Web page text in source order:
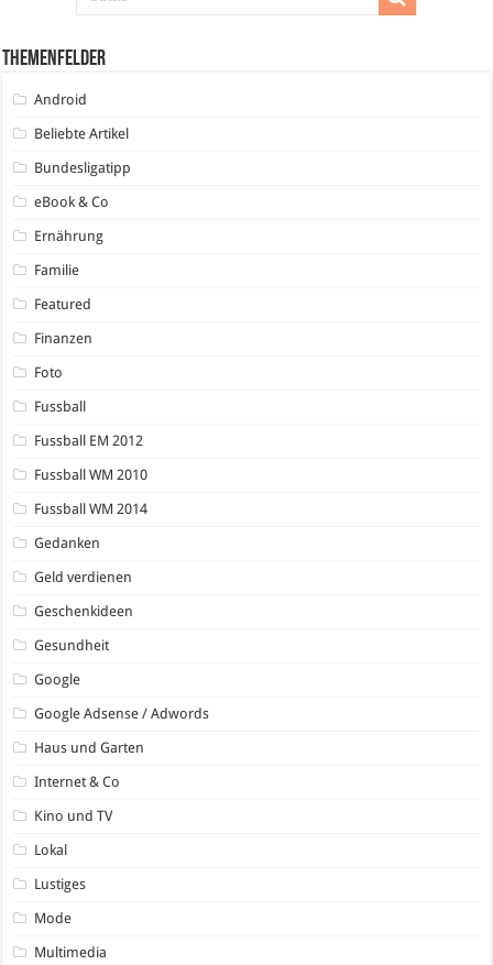
Themenfelder
Android
Beliebte Artikel
Bundesligatipp
eBook & Co
Ernährung
Familie
Featured
Finanzen
Foto
Fussball
Fussball EM 2012
Fussball WM 2010
Fussball WM 2014
Gedanken
Geld verdienen
Geschenkideen
Gesundheit
Google
Google Adsense / Adwords
Haus und Garten
Internet & Co
Kino und TV
Lokal
Lustiges
Mode
Multimedia